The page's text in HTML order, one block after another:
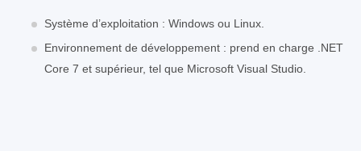
Système d’exploitation : Windows ou Linux.
Environnement de développement : prend en charge .NET
Core 7 et supérieur, tel que Microsoft Visual Studio.